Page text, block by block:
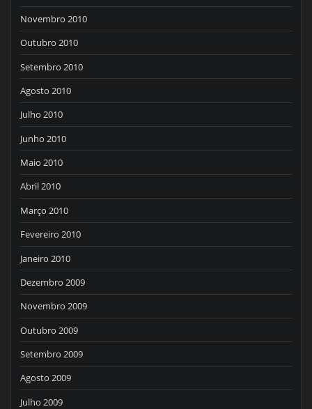
Novembro 2010
Outubro 2010
Setembro 2010
Agosto 2010
Julho 2010
Junho 2010
Maio 2010
Abril 2010
Março 2010
Fevereiro 2010
Janeiro 2010
Dezembro 2009
Novembro 2009
Outubro 2009
Setembro 2009
Agosto 2009
Julho 2009